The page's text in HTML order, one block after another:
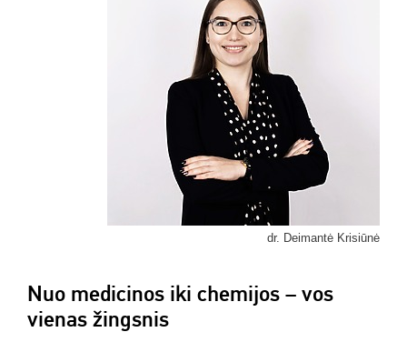
dr. Deimantė Krisiūnė
Nuo medicinos iki chemijos – vos
vienas žingsnis